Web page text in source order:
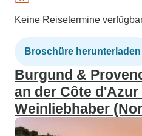
Keine Reisetermine
Broschüre herunterladen
Burgund &
an der Côte
Weinliebhaber